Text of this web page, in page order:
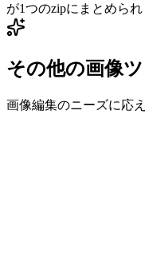
が1つのzipにまとめられ
その他の画像
画像編集のニーズに応